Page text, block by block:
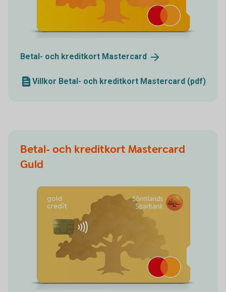
Betal- och kreditkort Mastercard
Villkor Betal- och kreditkort Mastercard (pdf)
Betal- och kreditkort Mastercard
Guld